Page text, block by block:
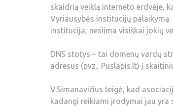
skaidrią veiklą interneto erdvėje,
Vyriausybės institucijų
institucija, nesiima visiškai jokių
DNS stotys – tai domenų vardų
adresus (pvz., Puslapis.lt) į
V.Simanavičius teigė, kad
kadangi reikiami įrodymai jau yra